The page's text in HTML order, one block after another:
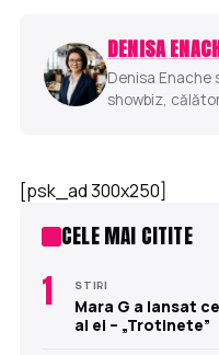
DENISA
Denisa Enache
showbiz,
[psk_ad 300x250]
CELE MAI CITITE
1 STIRI
Mara G a lansat
al ei – „Trotinete”